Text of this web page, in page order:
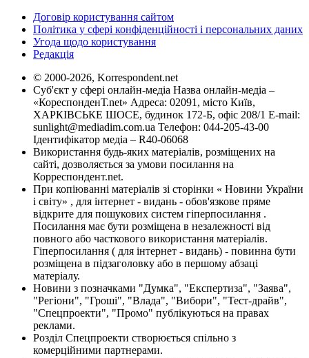
Договір користування сайтом
Політика у сфері конфіденційності і персональних даних
Угода щодо користування
Редакція
© 2000-2026, Korrespondent.net
Суб'єкт у сфері онлайн-медіа Назва онлайн-медіа –
«КореспонденТ.net» Адреса: 02091, місто Київ,
ХАРКІВСЬКЕ ШОСЕ, будинок 172-Б, офіс 208/1 E-mail:
sunlight@mediadim.com.ua Телефон: 044-205-43-00
Ідентифікатор медіа – R40-06068
Використання будь-яких матеріалів, розміщених на
сайті, дозволяється за умови посилання на
Корреспондент.net.
При копіюванні матеріалів зі сторінки « Новини України
і світу» , для інтернет - видань - обов'язкове пряме
відкрите для пошукових систем гіперпосилання .
Посилання має бути розміщена в незалежності від
повного або часткового використання матеріалів.
Гіперпосилання ( для інтернет - видань) - повинна бути
розміщена в підзаголовку або в першому абзаці
матеріалу.
Новини з позначками "Думка", "Експертиза", "Заява",
"Регіони", "Гроші", "Влада", "Вибори", "Тест-драйв",
"Спецпроекти", "Промо" публікуються на правах
реклами.
Розділ Спецпроекти створюється спільно з
комерційними партнерами.